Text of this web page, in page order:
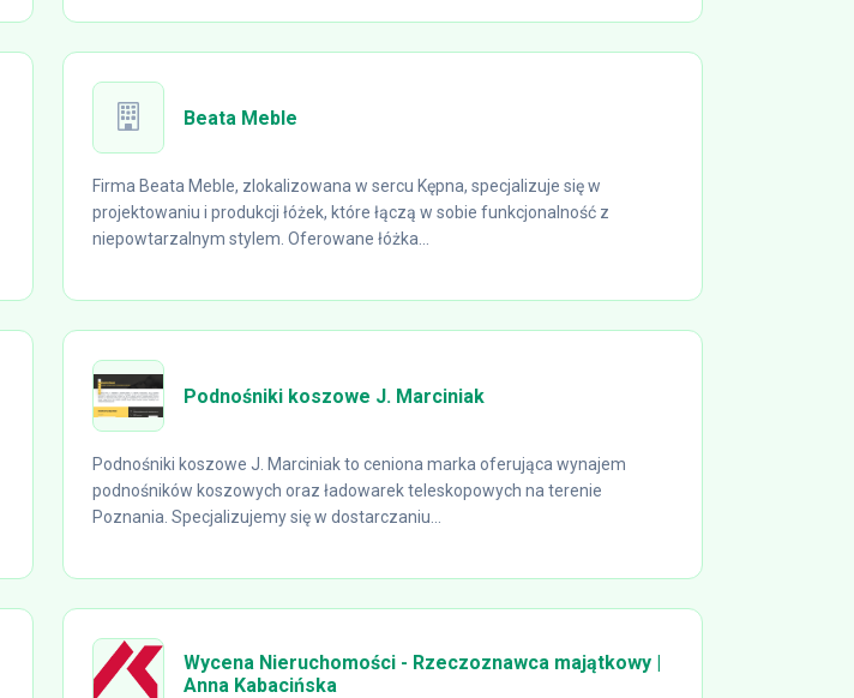
Beata Meble
Firma Beata Meble, zlokalizowana w sercu Kępna, specjalizuje się w
projektowaniu i produkcji łóżek, które łączą w sobie funkcjonalność z
niepowtarzalnym stylem. Oferowane łóżka...
Podnośniki koszowe J. Marciniak
Podnośniki koszowe J. Marciniak to ceniona marka oferująca wynajem
podnośników koszowych oraz ładowarek teleskopowych na terenie
Poznania. Specjalizujemy się w dostarczaniu...
Wycena Nieruchomości - Rzeczoznawca majątkowy |
Anna Kabacińska